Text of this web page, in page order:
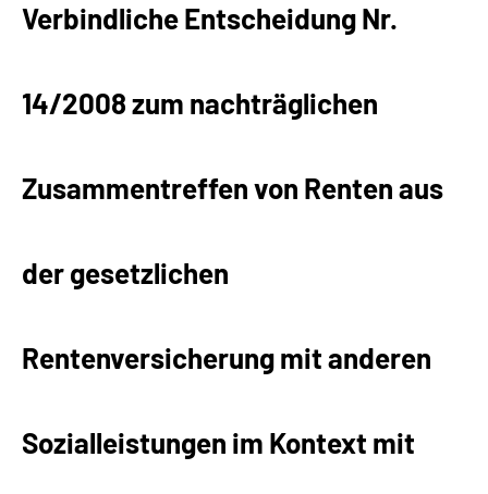
Beratung & Kontakt
Online-Services
Inhalte in Gebärdensprache (DGS)
Leichte Sprache
Verbindliche Entscheidung Nr.
14/2008 zum nachträglichen
Zusammentreffen von Renten aus
der gesetzlichen
Rentenversicherung mit anderen
Sozialleistungen im Kontext mit